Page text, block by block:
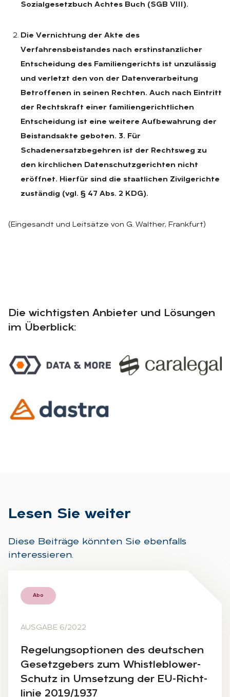
Die wichtigsten Anbieter und Lösungen
im Überblick:
Sozialgesetzbuch Achtes Buch (SGB VIII).
Die Vernichtung der Akte des
Verfahrensbeistandes nach erstinstanzlicher
Entscheidung des Familiengerichts ist unzulässig
und verletzt den von der Datenverarbeitung
Betroffenen in seinen Rechten. Auch nach Eintritt
der Rechtskraft einer familiengerichtlichen
Entscheidung ist eine weitere Aufbewahrung der
Beistandsakte geboten. 3. Für
Schadenersatzbegehren ist der Rechtsweg zu
den kirchlichen Datenschutzgerichten nicht
eröffnet. Hierfür sind die staatlichen Zivilgerichte
zuständig (vgl. § 47 Abs. 2 KDG).
(Eingesandt und Leitsätze von G. Walther, Frankfurt)
Le­sen Sie wei­ter
Diese Beiträge könnten Sie ebenfalls
interessieren.
Abo
AUSGABE 6/2022
Re­ge­lungs­op­tio­nen des deut­schen
Ge­setz­ge­bers zum Whist­leb­lo­wer-
Schutz in Um­set­zung der EU-Richt­
li­nie 2019/1937